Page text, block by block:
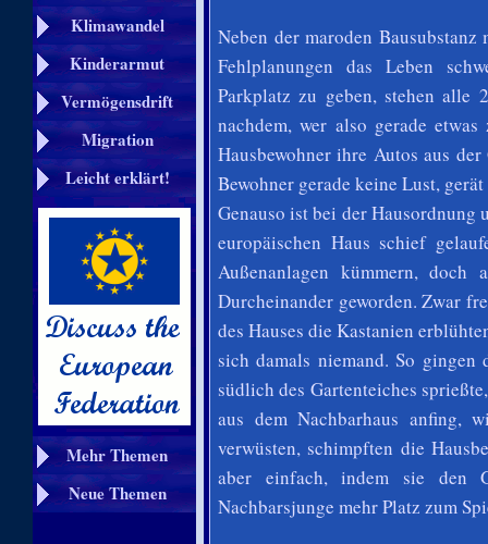
Klimawandel
Kinderarmut
Vermögensdrift
Migration
Leicht erklärt!
Mehr Themen
Neue Themen
Neben der maroden
Fehlplanungen das Leben
Parkplatz zu geben, stehen alle
nachdem, wer also gerade
Hausbewohner ihre Autos aus
Bewohner gerade keine Lust,
Genauso ist bei der Hausordnung
europäischen Haus schief
Außenanlagen kümmern,
Durcheinander geworden. Zwar
des Hauses die Kastanien
sich damals niemand. So
südlich des Gartenteiches
aus dem Nachbarhaus anfing,
verwüsten, schimpften die
aber einfach, indem sie den
Nachbarsjunge mehr Platz zum